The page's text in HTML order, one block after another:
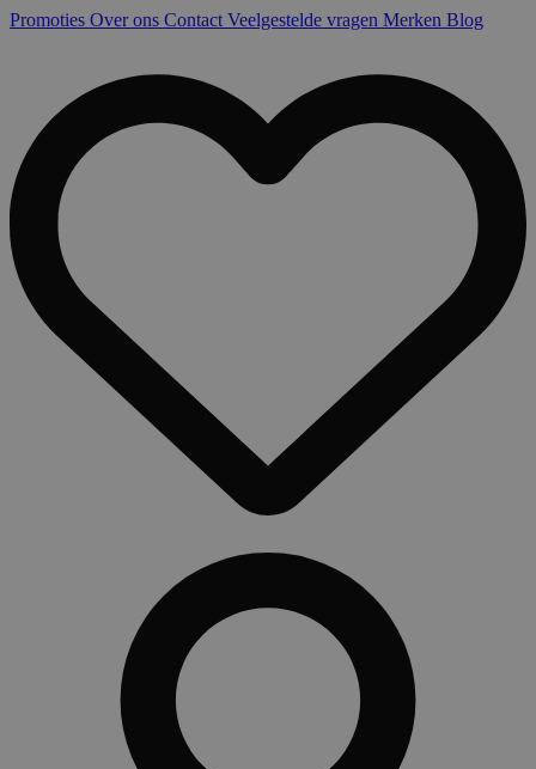
Promoties Over ons Contact Veelgestelde vragen Merken Blog